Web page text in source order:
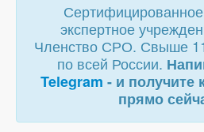
экспертное
Членство СРО. Свыше
по всей России.
Telegram - и получите
прямо